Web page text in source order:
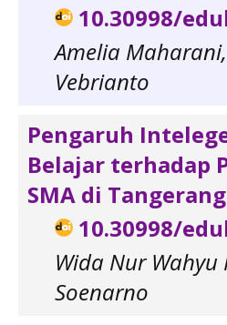
10.30998/
Amelia
Vebrianto
Pengaruh
Belajar terhadap
SMA di
10.30998/
Wida Nur
Soenarno